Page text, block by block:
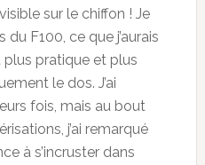
sur le chiffon ! Je
du F100, ce que j’aurais
plus pratique et plus
le dos. J’ai
fois, mais au bout
j’ai remarqué
à s’incruster dans